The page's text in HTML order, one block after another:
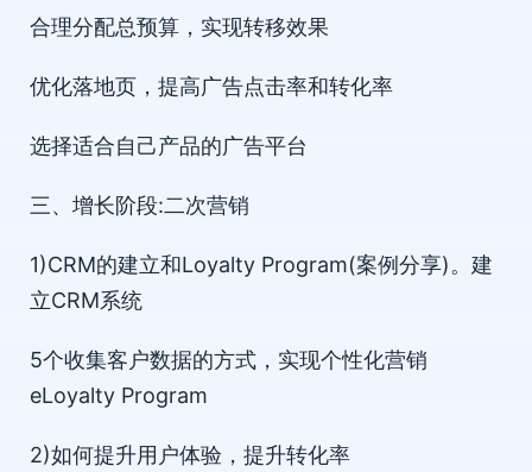
合理分配总预算，实现转移效果
优化落地页，提高广告点击率和转化率
选择适合自己产品的广告平台
三、增长阶段:二次营销
1)CRM的建立和Loyalty Program(案例分享)。建
立CRM系统
5个收集客户数据的方式，实现个性化营销
eLoyalty Program
2)如何提升用户体验，提升转化率